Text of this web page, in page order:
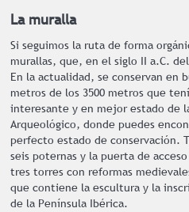
La muralla
Si seguimos la ruta de forma
murallas, que, en el siglo II a.C.
En la actualidad, se conservan en
metros de los 3500 metros que
interesante y en mejor estado de
Arqueológico, donde puedes
perfecto estado de conservación.
seis poternas y la puerta de
tres torres con reformas
que contiene la escultura y la
de la Península Ibérica.